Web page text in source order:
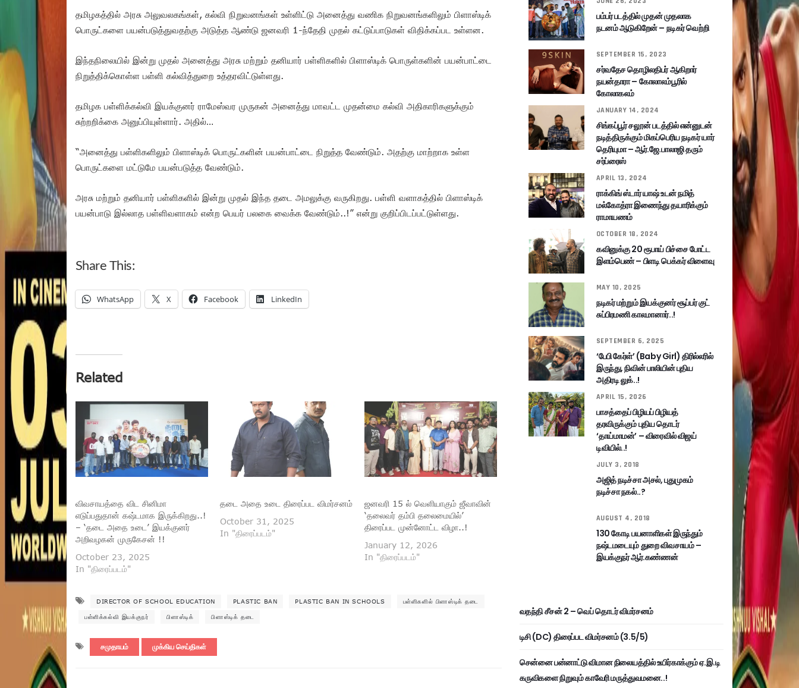
தமிழகத்தில் அரசு அலுவலகங்கள், கல்வி நிறுவனங்கள் உள்ளிட்டு அனைத்து வணிக நிறுவனங்களிலும் பிளாஸ்டிக்
பொருட்களை பயன்படுத்துவதற்கு அடுத்த ஆண்டு ஜனவரி 1-ந்தேதி முதல் கட்டுப்பாடுகள் விதிக்கப்பட உள்ளன.
இந்தநிலையில் இன்று முதல் அனைத்து அரசு மற்றும் தனியார் பள்ளிகளில் பிளாஸ்டிக் பொருள்களின் பயன்பாட்டை
நிறுத்திக்கொள்ள பள்ளி கல்வித்துறை உத்தரவிட்டுள்ளது.
தமிழக பள்ளிக்கல்வி இயக்குனர் ராமேஸ்வர முருகன் அனைத்து மாவட்ட முதன்மை கல்வி அதிகாரிகளுக்கும்
சுற்றறிக்கை அனுப்பியுள்ளார். அதில்…
“அனைத்து பள்ளிகளிலும் பிளாஸ்டிக் பொருட்களின் பயன்பாட்டை நிறுத்த வேண்டும். அதற்கு மாற்றாக உள்ள
பொருட்களை மட்டுமே பயன்படுத்த வேண்டும்.
அரசு மற்றும் தனியார் பள்ளிகளில் இன்று முதல் இந்த தடை அமலுக்கு வருகிறது. பள்ளி வளாகத்தில் பிளாஸ்டிக்
பயன்பாடு இல்லாத பள்ளிவளாகம் என்ற பெயர் பலகை வைக்க வேண்டும்..!” என்று குறிப்பிடப்பட்டுள்ளது.
Share This:
WhatsApp X Facebook LinkedIn
Related
விவசாயத்தை விட சினிமா
எடுப்பதுதான் கஷ்டமாக இருக்கிறது..!
– ‘தடை அதை உடை’ இயக்குனர்
அறிவழகன் முருகேசன் !!
October 23, 2025
In "திரைப்படம்"
தடை அதை உடை திரைப்பட விமர்சனம்
October 31, 2025
In "திரைப்படம்"
ஜனவரி 15 ல் வெளியாகும் ஜீவாவின்
‘தலைவர் தம்பி தலைமையில்’
திரைப்பட முன்னோட்ட விழா..!
January 12, 2026
In "திரைப்படம்"
DIRECTOR OF SCHOOL EDUCATION PLASTIC BAN PLASTIC BAN IN SCHOOLS பள்ளிகளில் பிளாஸ்டிக் தடை
பள்ளிக்கல்வி இயக்குநர் பிளாஸ்டிக் பிளாஸ்டிக் தடை
சமுதாயம் முக்கிய செய்திகள்
பம்பர் படத்தில் முதன் முதலாக
நடனம் ஆடுகிறேன் – நடிகர் வெற்றி
SEPTEMBER 15, 2023
சர்வதேச தொழிலதிபர் ஆகிறார்
நயன்தாரா – கோலாலம்பூரில்
கோலாகலம்
JANUARY 14, 2024
சிங்கப்பூர் சலூன் படத்தில் என்னுடன்
நடித்திருக்கும் மிகப்பெரிய நடிகர் யார்
தெரியுமா – ஆர்.ஜே.பாலாஜி தரும்
சர்ப்ரைஸ்
APRIL 13, 2024
ராக்கிங் ஸ்டார் யாஷ் உடன் நமித்
மல்கோத்ரா இணைந்து தயாரிக்கும்
ராமாயணம்
OCTOBER 18, 2024
கவினுக்கு 20 ரூபாய் பிச்சை போட்ட
இளம்பெண் – பிளடி பெக்கர் விளைவு
MAY 10, 2025
நடிகர் மற்றும் இயக்குனர் சூப்பர் குட்
சுப்பிரமணி காலமானார்..!
SEPTEMBER 6, 2025
‘பேபி கேர்ள்’ (Baby Girl) திரில்லரில்
இருந்து, நிவின் பாலியின் புதிய
அதிரடி லுக்..!
APRIL 15, 2026
பாசத்தைப் பிழியப் பிழியத்
தரவிருக்கும் புதிய தொடர்
‘தாய்மாமன்’ – விரைவில் விஜய்
டிவியில்..!
JULY 3, 2018
அஜித் நடிச்சா அசல், புதுமுகம்
நடிச்சா நகல்..?
AUGUST 4, 2018
130 கோடி பயனாளிகள் இருந்தும்
நஷ்டமடையும் துறை விவசாயம் –
இயக்குநர் ஆர்.கண்ணன்
வதந்தி சீசன் 2 – வெப் தொடர் விமர்சனம்
டிசி (DC) திரைப்பட விமர்சனம் (3.5/5)
சென்னை பன்னாட்டு விமான நிலையத்தில் உயிர்காக்கும் ஏ.இ.டி
கருவிகளை நிறுவும் காவேரி மருத்துவமனை..!